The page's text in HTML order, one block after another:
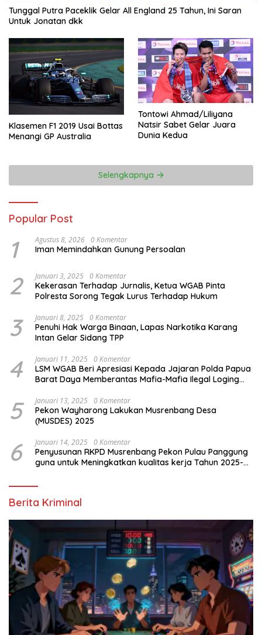
Tunggal Putra Paceklik Gelar All England 25 Tahun, Ini Saran
Untuk Jonatan dkk
Klasemen F1 2019 Usai Bottas
Menangi GP Australia
Tontowi Ahmad/Liliyana
Natsir Sabet Gelar Juara
Dunia Kedua
Selengkapnya
Popular Post
1 Agustus 8, 2026 0 Komentar
Iman Memindahkan Gunung Persoalan
2 Januari 3, 2025 0 Komentar
Kekerasan Terhadap Jurnalis, Ketua WGAB Pinta
Polresta Sorong Tegak Lurus Terhadap Hukum
3 Januari 8, 2025 0 Komentar
Penuhi Hak Warga Binaan, Lapas Narkotika Karang
Intan Gelar Sidang TPP
4 Januari 11, 2025 0 Komentar
LSM WGAB Beri Apresiasi Kepada Jajaran Polda Papua
Barat Daya Memberantas Mafia-Mafia Ilegal Loging
5 Januari 13, 2025 0 Komentar
Pekon Wayharong Lakukan Musrenbang Desa
(MUSDES) 2025
6 Januari 14, 2025 0 Komentar
Penyusunan RKPD Musrenbang Pekon Pulau Panggung
guna untuk Meningkatkan kualitas kerja Tahun 2025-
Berita Kriminal